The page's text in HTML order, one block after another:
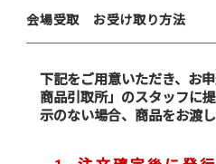
会場受取 お受け取り方法
下記をご用意いただき、お
商品引取所」のスタッフに
示のない場合、商品をお渡